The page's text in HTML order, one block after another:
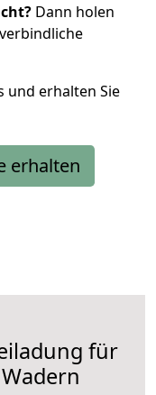
Dann holen
und erhalten Sie
erhalten
für